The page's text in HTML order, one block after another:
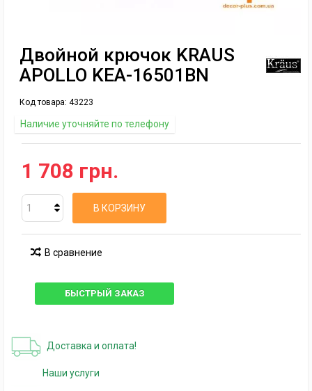
Двойной крючок KRAUS
APOLLO KEA-16501BN
Код товара: 43223
Наличие уточняйте по телефону
1 708 грн.
В КОРЗИНУ
В сравнение
БЫСТРЫЙ ЗАКАЗ
Доставка и оплата!
Наши услуги